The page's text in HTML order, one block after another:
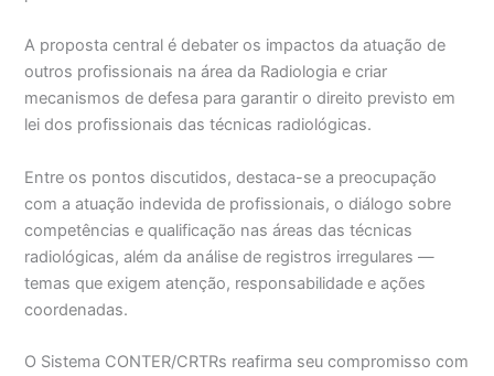
A proposta central é debater os impactos da atuação de
outros profissionais na área da Radiologia e criar
mecanismos de defesa para garantir o direito previsto em
lei dos profissionais das técnicas radiológicas.
Entre os pontos discutidos, destaca-se a preocupação
com a atuação indevida de profissionais, o diálogo sobre
competências e qualificação nas áreas das técnicas
radiológicas, além da análise de registros irregulares —
temas que exigem atenção, responsabilidade e ações
coordenadas.
O Sistema CONTER/CRTRs reafirma seu compromisso com